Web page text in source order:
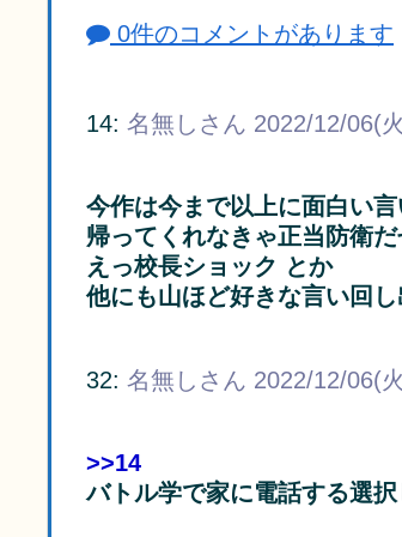
0件のコメントがあります
14: 名無しさん 2022/12/06(
今作は今まで以上に面白い
帰ってくれなきゃ正当防衛
えっ校長ショック とか
他にも山ほど好きな言い回
32: 名無しさん 2022/12/06(
>>14
バトル学で家に電話する選